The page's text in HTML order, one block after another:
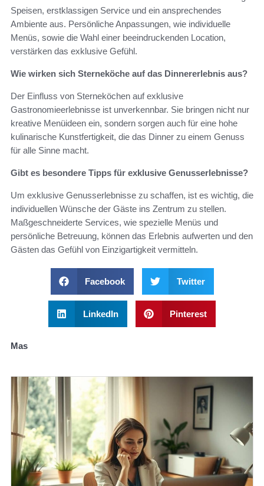
Speisen, erstklassigen Service und ein ansprechendes
Ambiente aus. Persönliche Anpassungen, wie individuelle
Menüs, sowie die Wahl einer beeindruckenden Location,
verstärken das exklusive Gefühl.
Wie wirken sich Sterneköche auf das Dinnererlebnis aus?
Der Einfluss von Sterneköchen auf exklusive
Gastronomieerlebnisse ist unverkennbar. Sie bringen nicht nur
kreative Menüideen ein, sondern sorgen auch für eine hohe
kulinarische Kunstfertigkeit, die das Dinner zu einem Genuss
für alle Sinne macht.
Gibt es besondere Tipps für exklusive Genusserlebnisse?
Um exklusive Genusserlebnisse zu schaffen, ist es wichtig, die
individuellen Wünsche der Gäste ins Zentrum zu stellen.
Maßgeschneiderte Services, wie spezielle Menüs und
persönliche Betreuung, können das Erlebnis aufwerten und den
Gästen das Gefühl von Einzigartigkeit vermitteln.
Facebook Twitter
LinkedIn Pinterest
Mas